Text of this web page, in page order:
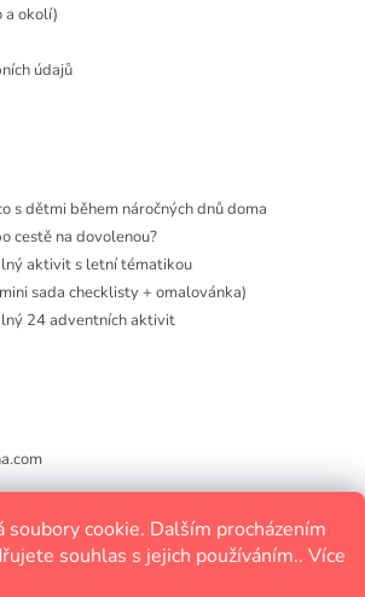
soubory cookie. Dalším procházením
souhlas s jejich používáním.. Více
a okolí)
údajů
s dětmi během náročných dnů doma
cestě na dovolenou?
aktivit s letní tématikou
sada checklisty + omalovánka)
24 adventních aktivit